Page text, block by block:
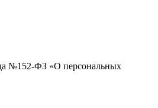
№152-ФЗ «О персональных